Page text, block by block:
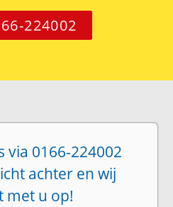
224002
via 0166-224002
achter en wij
met u op!